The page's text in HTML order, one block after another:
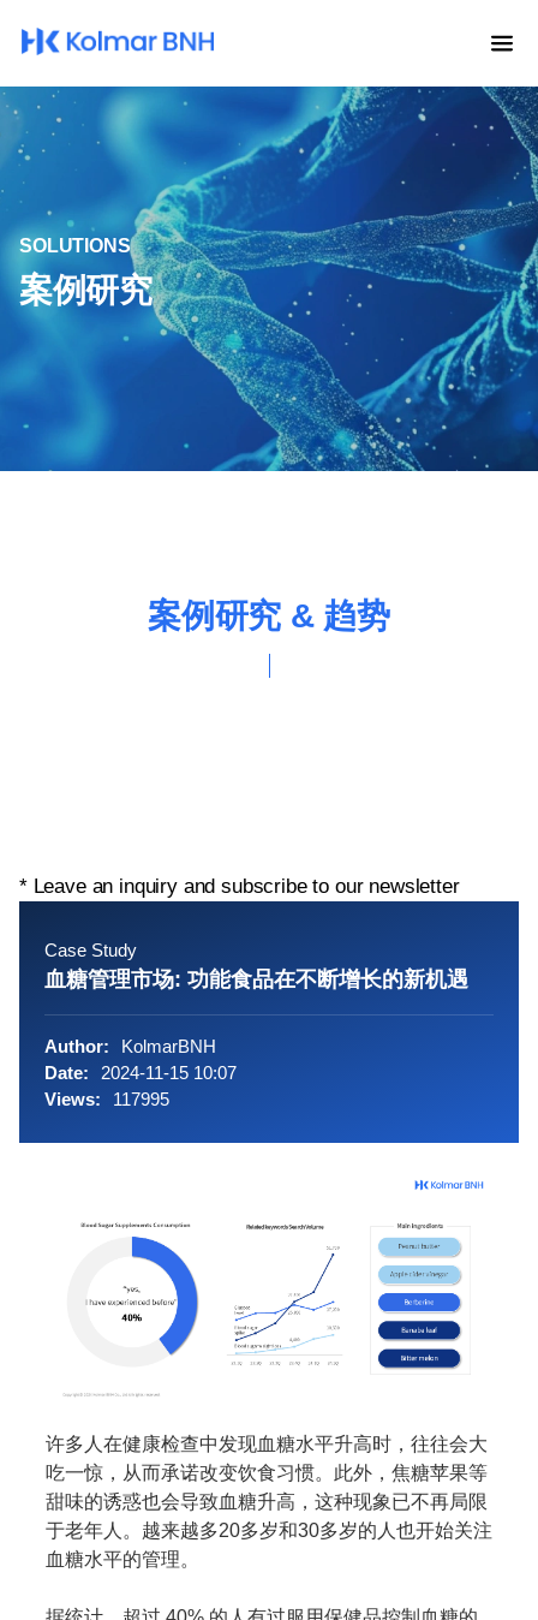
SOLUTIONS
案例研究
案例研究 & 趋势
* Leave an inquiry and subscribe to our newsletter
Case Study
血糖管理市场: 功能食品在不断增长的新机遇
Author:
KolmarBNH
Date:
2024-11-15 10:07
Views:
117995
许多人在健康检查中发现血糖水平升高时，往往会大
吃一惊，从而承诺改变饮食习惯。此外，焦糖苹果等
甜味的诱惑也会导致血糖升高，这种现象已不再局限
于老年人。越来越多20多岁和30多岁的人也开始关注
血糖水平的管理。